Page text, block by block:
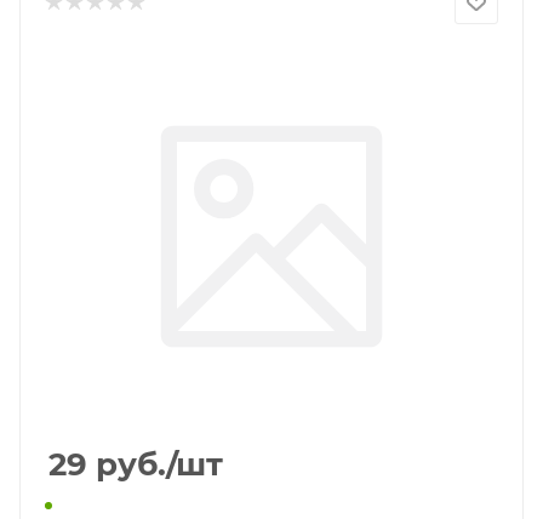
29 руб./шт